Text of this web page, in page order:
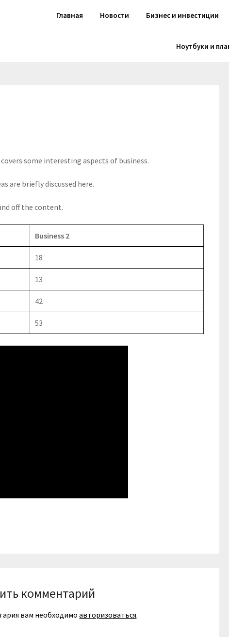
Главная Новости Бизнес и инвестиции
Ноутбуки и
some interesting aspects of business.
are briefly discussed here.
off the content.
Business 2
18
13
42
53
комментарий
вам необходимоавторизоваться.